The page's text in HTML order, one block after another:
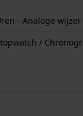
- Analoge wijzer
/